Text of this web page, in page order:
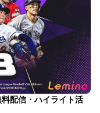
配信・ハイライト活